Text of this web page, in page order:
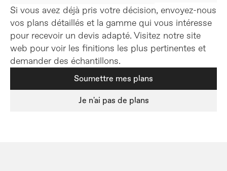
Si vous avez déjà pris votre décision, envoyez-nous
vos plans détaillés et la gamme qui vous intéresse
pour recevoir un devis adapté. Visitez notre site
web pour voir les finitions les plus pertinentes et
demander des échantillons.
Soumettre mes plans
Je n'ai pas de plans